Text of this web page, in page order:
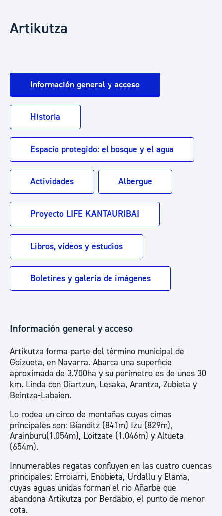
Artikutza
Información general y acceso
Historia
Espacio protegido: el bosque y el agua
Actividades Albergue
Proyecto LIFE KANTAURIBAI
Libros, vídeos y estudios
Boletines y galería de imágenes
Información general y acceso
Artikutza forma parte del término municipal de
Goizueta, en Navarra. Abarca una superficie
aproximada de 3.700ha y su perímetro es de unos 30
km. Linda con Oiartzun, Lesaka, Arantza, Zubieta y
Beintza-Labaien.
Lo rodea un circo de montañas cuyas cimas
principales son: Bianditz (841m) Izu (829m),
Arainburu(1.054m), Loitzate (1.046m) y Altueta
(654m).
Innumerables regatas confluyen en las cuatro cuencas
principales: Erroiarri, Enobieta, Urdallu y Elama,
cuyas aguas unidas forman el rio Añarbe que
abandona Artikutza por Berdabio, el punto de menor
cota.